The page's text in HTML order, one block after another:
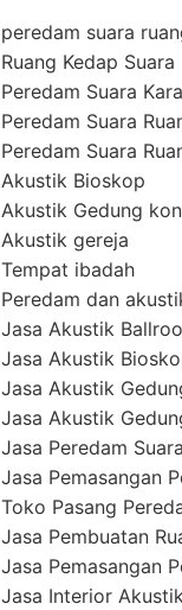
peredam suara
Ruang Kedap Suara
Peredam Suara
Peredam Suara
Peredam Suara
Akustik Bioskop
Akustik Gedung
Akustik gereja
Tempat ibadah
Peredam dan
Jasa Akustik
Jasa Akustik
Jasa Akustik
Jasa Akustik
Jasa Peredam
Jasa Pemasangan
Toko Pasang
Jasa Pembuatan
Jasa Pemasangan
Jasa Interior